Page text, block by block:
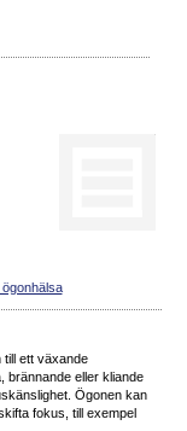
ett växande
brännande eller kliande
Ögonen kan
fokus, till exempel